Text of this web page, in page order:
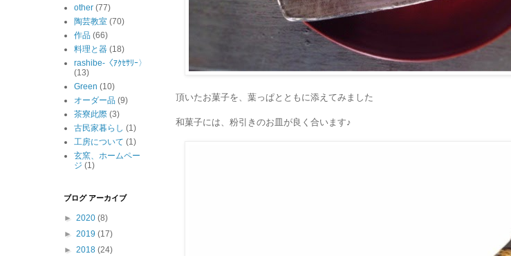
頂いたお菓子を、葉っぱとともに添えてみました
和菓子には、粉引きのお皿が良く合います♪
other (77)
陶芸教室 (70)
作品 (66)
料理と器 (18)
rashibe-〈ｱｸｾｻﾘｰ〉
(13)
Green (10)
オーダー品 (9)
茶寮此際 (3)
古民家暮らし (1)
工房について (1)
玄窯、ホームペー
ジ (1)
ブログ アーカイブ
► 2020 (8)
► 2019 (17)
► 2018 (24)